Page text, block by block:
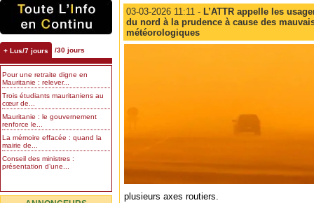
+ Lus/7 jours /30 jours
Pour une retraite digne en
Mauritanie : relever...
Trois étudiants mauritaniens au
cœur de...
Mauritanie : le gouvernement
renforce le...
La mémoire effacée : quand la
mairie de...
Conseil des ministres :
présentation d’une...
03-03-2026 11:11 - L’ATTR appelle les
du nord à la prudence à cause des
météorologiques
plusieurs axes routiers.